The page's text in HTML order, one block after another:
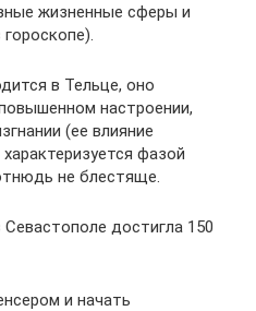
жизненные сферы и
в Тельце, оно
настроении,
(ее влияние
фазой
не блестяще.
достигла 150
и начать